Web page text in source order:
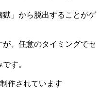
」から脱出することがゲ
、任意のタイミングでセ
す。
作されています